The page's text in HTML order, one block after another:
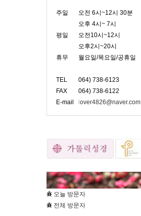
주일
오전 6시~12시 30분
오후 4시~ 7시
평일
오전10시~12시
오후2시~20시
휴무
월요일/목요일/공휴일
TEL
064) 738-6123
FAX
064) 738-6122
E-mail
over4826@naver.com
오늘 방문자
전체 방문자